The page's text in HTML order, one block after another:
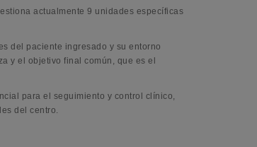
actualmente 9 unidades específicas
del paciente ingresado y su entorno
y el objetivo final común, que es el
para el seguimiento y control clínico,
del centro.